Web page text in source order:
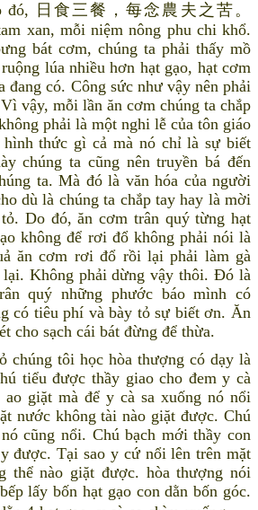
đó, 日食三餐，每念農夫之苦。
xan, mỗi niệm nông phu chi khổ.
bát cơm, chúng ta phải thấy mồ
lúa nhiều hơn hạt gạo, hạt cơm
đang có. Công sức như vậy nên phải
vậy, mỗi lần ăn cơm chúng ta chắp
phải là một nghi lễ của tôn giáo
thức gì cả mà nó chỉ là sự biết
chúng ta cũng nên truyền bá đến
ta. Mà đó là văn hóa của người
dù là chúng ta chắp tay hay là mời
Do đó, ăn cơm trân quý từng hạt
không để rơi đổ không phải nói là
ăn cơm rơi đổ rồi lại phải làm gà
Không phải dừng vậy thôi. Đó là
quý những phước báo mình có
có tiêu phí và bày tỏ sự biết ơn. Ăn
cho sạch cái bát đừng để thừa.
tôi học hòa thượng có dạy là
tiểu được thầy giao cho đem y cà
ao giặt mà để y cà sa xuống nó nổi
nước không tài nào giặt được. Chú
cũng nổi. Chú bạch mới thầy con
được. Tại sao y cứ nổi lên trên mặt
thể nào giặt được. hòa thượng nói
lấy bốn hạt gạo con dằn bốn góc.